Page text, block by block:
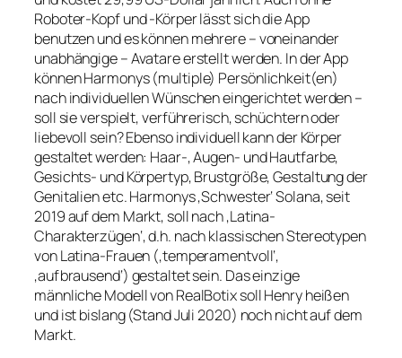
Roboter-Kopf und -Körper lässt sich die App
benutzen und es können mehrere – voneinander
unabhängige – Avatare erstellt werden. In der App
können Harmonys (multiple) Persönlichkeit(en)
nach individuellen Wünschen eingerichtet werden –
soll sie verspielt, verführerisch, schüchtern oder
liebevoll sein? Ebenso individuell kann der Körper
gestaltet werden: Haar-, Augen- und Hautfarbe,
Gesichts- und Körpertyp, Brustgröße, Gestaltung der
Genitalien etc. Harmonys ‚Schwester‘ Solana, seit
2019 auf dem Markt, soll nach ‚Latina-
Charakterzügen‘, d.h. nach klassischen Stereotypen
von Latina-Frauen (‚temperamentvoll‘,
‚aufbrausend‘) gestaltet sein. Das einzige
männliche Modell von RealBotix soll Henry heißen
und ist bislang (Stand Juli 2020) noch nicht auf dem
Markt.